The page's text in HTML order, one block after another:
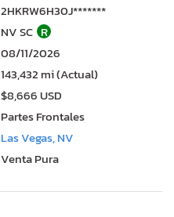
2HKRW6H30J*******
NV SC R
08/11/2026
143,432 mi (Actual)
$8,666 USD
Partes Frontales
Las Vegas, NV
Venta Pura